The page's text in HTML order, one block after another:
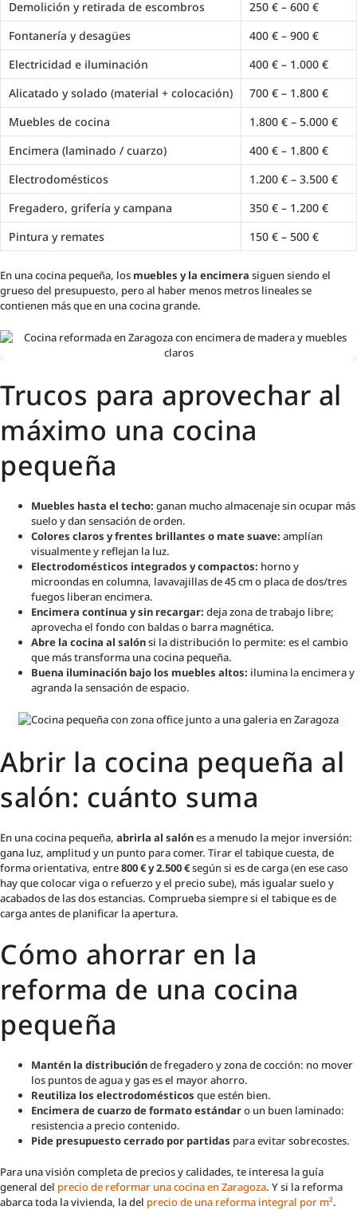
Demolición y retirada de escombros
250 € – 600 €
Fontanería y desagües
400 € – 900 €
Electricidad e iluminación
400 € – 1.000 €
Alicatado y solado (material + colocación)
700 € – 1.800 €
Muebles de cocina
1.800 € – 5.000 €
Encimera (laminado / cuarzo)
400 € – 1.800 €
Electrodomésticos
1.200 € – 3.500 €
Fregadero, grifería y campana
350 € – 1.200 €
Pintura y remates
150 € – 500 €
En una cocina pequeña, los muebles y la encimera siguen siendo el
grueso del presupuesto, pero al haber menos metros lineales se
contienen más que en una cocina grande.
Trucos para aprovechar al
máximo una cocina
pequeña
Muebles hasta el techo: ganan mucho almacenaje sin ocupar más
suelo y dan sensación de orden.
Colores claros y frentes brillantes o mate suave: amplían
visualmente y reflejan la luz.
Electrodomésticos integrados y compactos: horno y
microondas en columna, lavavajillas de 45 cm o placa de dos/tres
fuegos liberan encimera.
Encimera continua y sin recargar: deja zona de trabajo libre;
aprovecha el fondo con baldas o barra magnética.
Abre la cocina al salónsi la distribución lo permite: es el cambio
que más transforma una cocina pequeña.
Buena iluminación bajo los muebles altos: ilumina la encimera y
agranda la sensación de espacio.
Abrir la cocina pequeña al
salón: cuánto suma
En una cocina pequeña, abrirla al salónes a menudo la mejor inversión:
gana luz, amplitud y un punto para comer. Tirar el tabique cuesta, de
forma orientativa, entre800 € y 2.500 €según si es de carga (en ese caso
hay que colocar viga o refuerzo y el precio sube), más igualar suelo y
acabados de las dos estancias. Comprueba siempre si el tabique es de
carga antes de planificar la apertura.
Cómo ahorrar en la
reforma de una cocina
pequeña
Mantén la distribuciónde fregadero y zona de cocción: no mover
los puntos de agua y gas es el mayor ahorro.
Reutiliza los electrodomésticos que estén bien.
Encimera de cuarzo de formato estándaro un buen laminado:
resistencia a precio contenido.
Pide presupuesto cerrado por partidas para evitar sobrecostes.
Para una visión completa de precios y calidades, te interesa la guía
general del precio de reformar una cocina en Zaragoza. Y si la reforma
abarca toda la vivienda, la del precio de una reforma integral por m².